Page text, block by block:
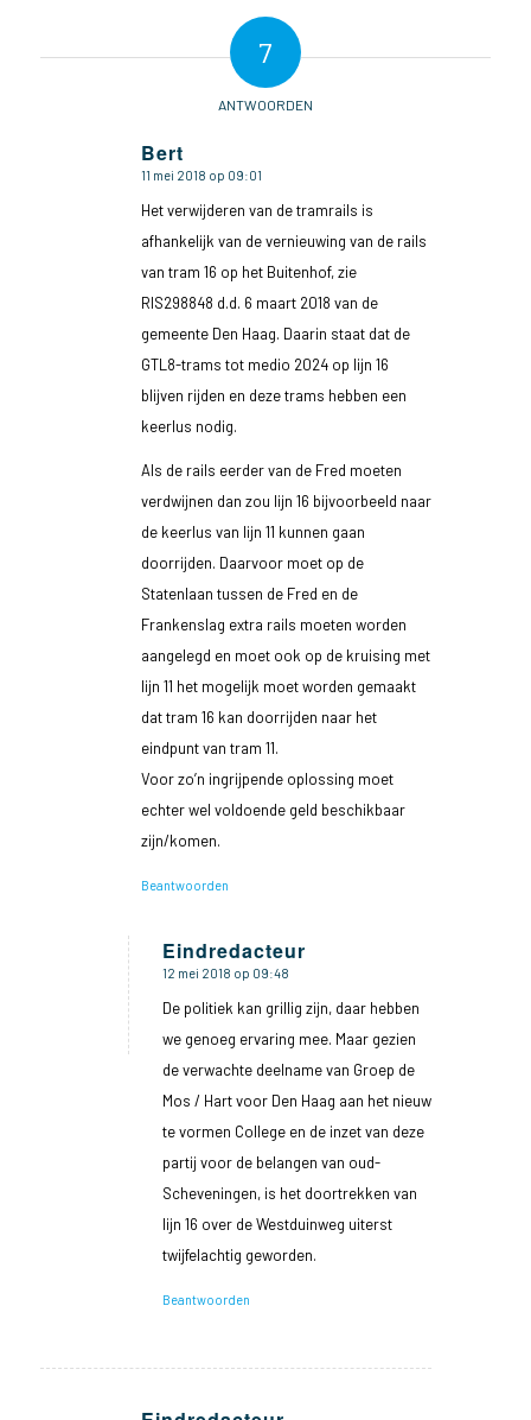
7
ANTWOORDEN
Bert
zegt:
11 mei 2018 op 09:01
Het verwijderen van de tramrails is
afhankelijk van de vernieuwing van de rails
van tram 16 op het Buitenhof, zie
RIS298848 d.d. 6 maart 2018 van de
gemeente Den Haag. Daarin staat dat de
GTL8-trams tot medio 2024 op lijn 16
blijven rijden en deze trams hebben een
keerlus nodig.
Als de rails eerder van de Fred moeten
verdwijnen dan zou lijn 16 bijvoorbeeld naar
de keerlus van lijn 11 kunnen gaan
doorrijden. Daarvoor moet op de
Statenlaan tussen de Fred en de
Frankenslag extra rails moeten worden
aangelegd en moet ook op de kruising met
lijn 11 het mogelijk moet worden gemaakt
dat tram 16 kan doorrijden naar het
eindpunt van tram 11.
Voor zo’n ingrijpende oplossing moet
echter wel voldoende geld beschikbaar
zijn/komen.
Beantwoorden
Eindredacteur
zegt:
12 mei 2018 op 09:48
De politiek kan grillig zijn, daar hebben
we genoeg ervaring mee. Maar gezien
de verwachte deelname van Groep de
Mos / Hart voor Den Haag aan het nieuw
te vormen College en de inzet van deze
partij voor de belangen van oud-
Scheveningen, is het doortrekken van
lijn 16 over de Westduinweg uiterst
twijfelachtig geworden.
Beantwoorden